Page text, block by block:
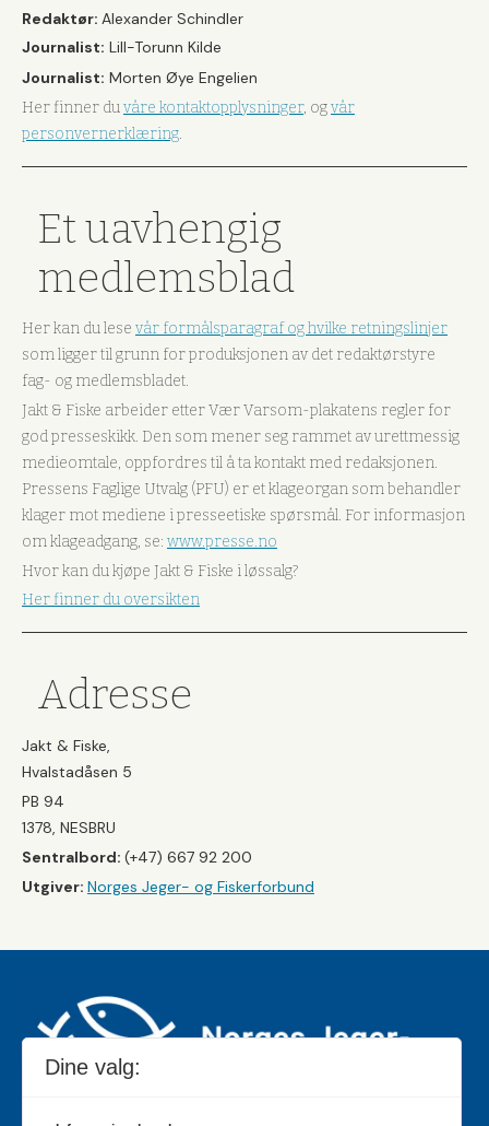
Redaktør: Alexander Schindler
Journalist: Lill-Torunn Kilde
Journalist: Morten Øye Engelien
Her finner duvåre kontaktopplysninger, ogvår
personvernerklæring.
Et uavhengig
medlemsblad
Her kan du lese vår formålsparagraf og hvilke retningslinjer
som ligger til grunn for produksjonen av det redaktørstyre
fag- og medlemsbladet.
Jakt & Fiske arbeider etter Vær Varsom-plakatens regler for
god presseskikk. Den som mener seg rammet av urettmessig
medieomtale, oppfordres til å ta kontakt med redaksjonen.
Pressens Faglige Utvalg (PFU) er et klageorgan som behandler
klager mot mediene i presseetiske spørsmål. For informasjon
om klageadgang, se: www.presse.no
Hvor kan du kjøpe Jakt & Fiske i løssalg?
Her finner du oversikten
Adresse
Jakt & Fiske,
Hvalstadåsen 5
PB 94
1378, NESBRU
Sentralbord: (+47) 667 92 200
Utgiver: Norges Jeger- og Fiskerforbund
Dine valg: